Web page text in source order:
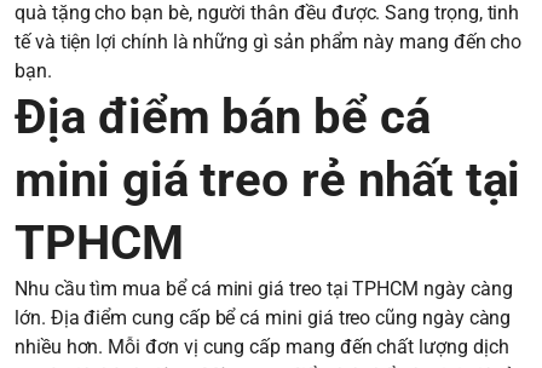
quà tặng cho bạn bè, người thân đều được. Sang trọng, tinh
tế và tiện lợi chính là những gì sản phẩm này mang đến cho
bạn.
Địa điểm bán bể cá
mini giá treo rẻ nhất tại
TPHCM
Nhu cầu tìm mua bể cá mini giá treo tại TPHCM ngày càng
lớn. Địa điểm cung cấp bể cá mini giá treo cũng ngày càng
nhiều hơn. Mỗi đơn vị cung cấp mang đến chất lượng dịch